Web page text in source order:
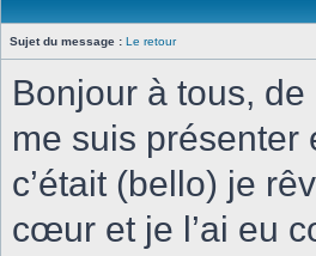
Sujet du message : Le retour
Bonjour à tous,
me suis présenter
c’était (bello) je
cœur et je l’ai eu